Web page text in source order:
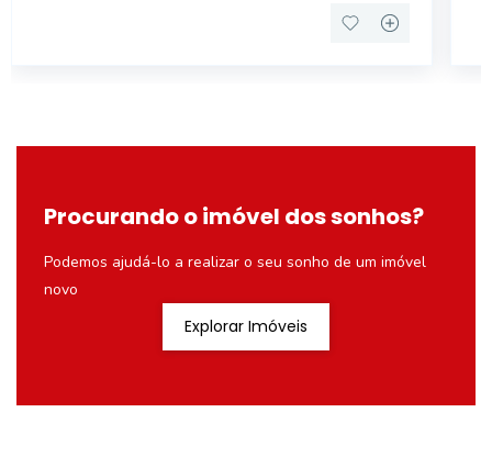
Procurando o imóvel dos sonhos?
Podemos ajudá-lo a realizar o seu sonho de um imóvel
novo
Explorar Imóveis